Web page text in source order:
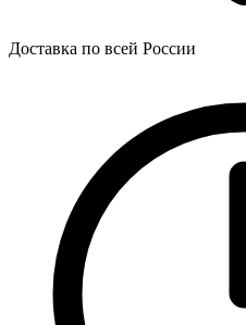
Доставка по всей России